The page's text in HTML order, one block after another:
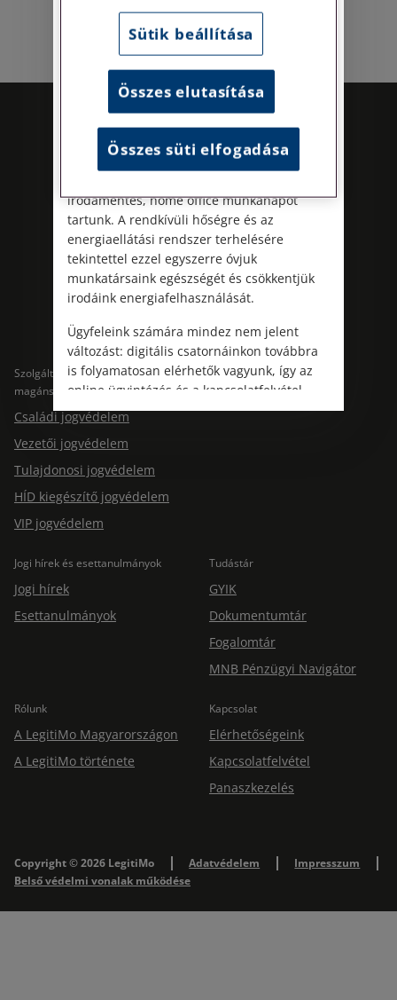
Kövess minket!
Szolgáltatások
magánszemélyeknek
Családi jogvédelem
Vezetői jogvédelem
Tulajdonosi jogvédelem
HÍD kiegészítő jogvédelem
VIP jogvédelem
Szolgáltatások cégeknek
Jogi hírek és esettanulmányok
Jogi hírek
Esettanulmányok
Tudástár
GYIK
Dokumentumtár
Fogalomtár
MNB Pénzügyi Navigátor
Rólunk
A LegitiMo Magyarországon
A LegitiMo története
Kapcsolat
Elérhetőségeink
Kapcsolatfelvétel
Panaszkezelés
Copyright © 2026 LegitiMo Adatvédelem
Impresszum
Belső védelmi vonalak működése
történő előzetes időpontegyeztetés után,
szerdai napokon érhető el.
Címünk: 1087 Budapest, Hungária körút
30/A. 8. emelet. Pontos megközelítési
útmutatónk a Kapcsolat – Elérhetőségeink
menüpont alatt érhető el.
Az energiatudatos és fenntartható
működés iránti elkötelezettségünk
irodamentes, home office munkanapot
tartunk. A rendkívüli hőségre és az
energiaellátási rendszer terhelésére
tekintettel ezzel egyszerre óvjuk
munkatársaink egészségét és csökkentjük
irodáink energiafelhasználását.
Ügyfeleink számára mindez nem jelent
változást: digitális csatornáinkon továbbra
is folyamatosan elérhetők vagyunk, így az
online ügyintézés és a kapcsolatfelvétel
változatlanul biztosított.
Sütik beállítása
Összes elutasítása
Összes süti elfogadása